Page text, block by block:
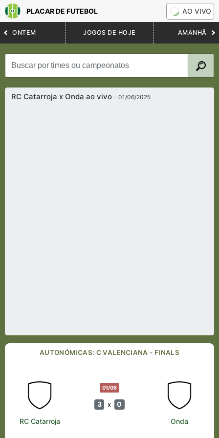
PLACAR DE FUTEBOL AO VIVO
ONTEM JOGOS DE HOJE AMANHÃ
RC Catarroja x Onda ao vivo- 01/06/2025
AUTONÓMICAS: C VALENCIANA - FINALS
01/06
3 x 0
RC Catarroja Onda